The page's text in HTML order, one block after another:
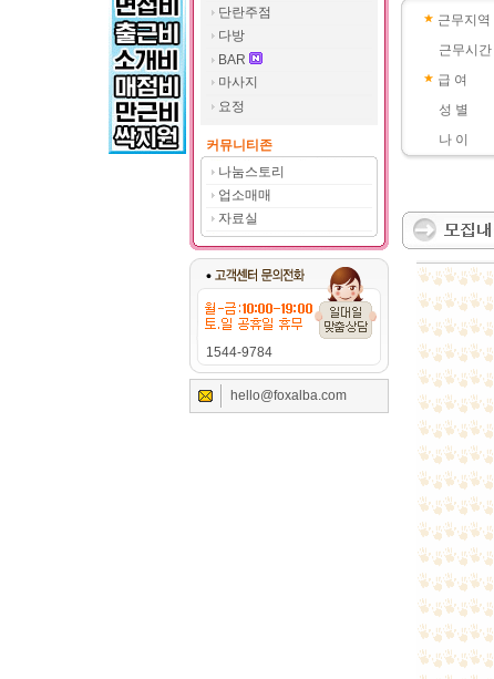
단란주점
다방
BAR
마사지
요정
커뮤니티존
나눔스토리
업소매매
자료실
1544-9784
hello@foxalba.com
근무지역
근무시간
급 여
성 별
나 이